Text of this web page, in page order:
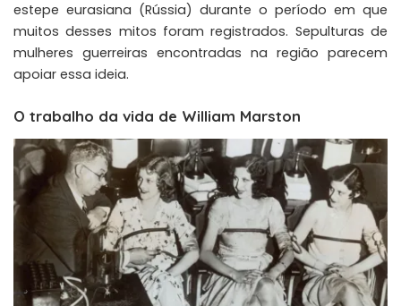
estepe eurasiana (Rússia) durante o período em que
muitos desses mitos foram registrados. Sepulturas de
mulheres guerreiras encontradas na região parecem
apoiar essa ideia.
O trabalho da vida de William Marston